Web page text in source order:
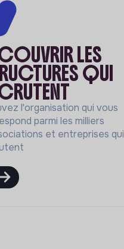
LES
QUI
l'organisation qui vous
parmi les milliers
et entreprises qui